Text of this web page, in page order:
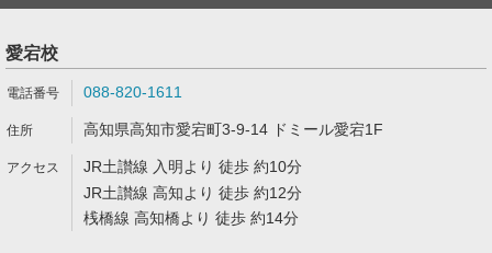
愛宕校
088-820-1611
高知県高知市愛宕町3-9-14 ドミール愛宕1F
JR土讃線 入明より 徒歩 約10分
JR土讃線 高知より 徒歩 約12分
桟橋線 高知橋より 徒歩 約14分